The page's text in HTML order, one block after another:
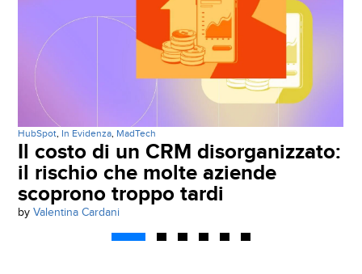
HubSpot, In Evidenza, MadTech
Il costo di un CRM disorganizzato:
il rischio che molte aziende
scoprono troppo tardi
byValentina Cardani